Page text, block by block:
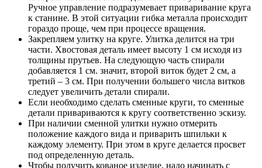
Ручное управление подразумевает приваривание круга
к станине. В этой ситуации гибка металла происходит
гораздо проще, чем при процессе вращения.
Закрепляем улитку на круге. Улитка делится на три
части. Хвостовая деталь имеет высоту 1 см исходя из
толщины прутьев. На следующую часть спирали
добавляется 1 см. значит, второй виток будет 2 см, а
третий – 3 см. При получении большего числа витков
следует увеличить детали спирали.
Если необходимо сделать сменные круги, то сменные
детали привариваются к кругу соответственно эскизу.
При наличии сменной улитки нужно отмерить
положение каждого вида и приварить шпильки к
каждому элементу. При этом в круге делается просвет
под определенную деталь.
Чтобы получить кованое изделие, надо начинать с